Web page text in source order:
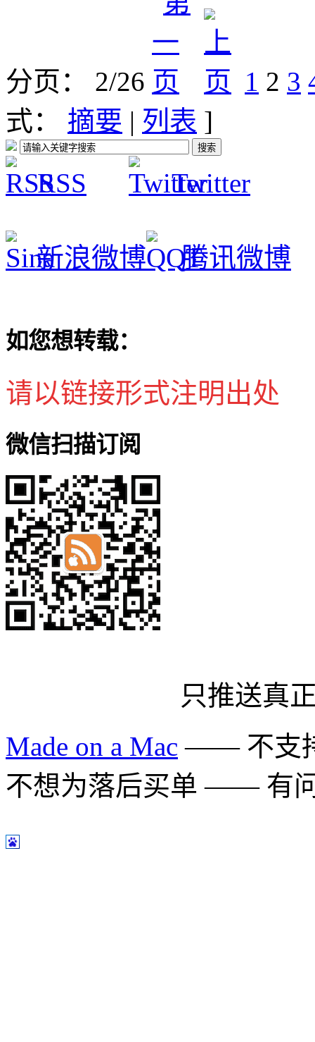
分页： 2/26 1 2 3
式： 摘要 | 列表 ]
RSS Twitter
新浪微博 腾讯微博
如您想转载：
请以链接形式注明出处
微信扫描订阅
只推送真
Made on a Mac —— 不支
不想为落后买单 —— 有